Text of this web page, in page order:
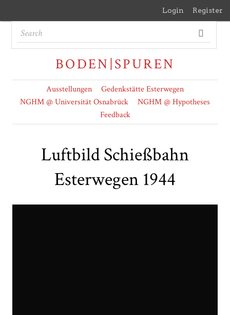
Login Register
BODEN|SPUREN
Ausstellungen
Gedenkstätte Esterwegen
NGHM @ Universität Osnabrück
NGHM @ Hypotheses
Feedback
Luftbild Schießbahn
Esterwegen 1944